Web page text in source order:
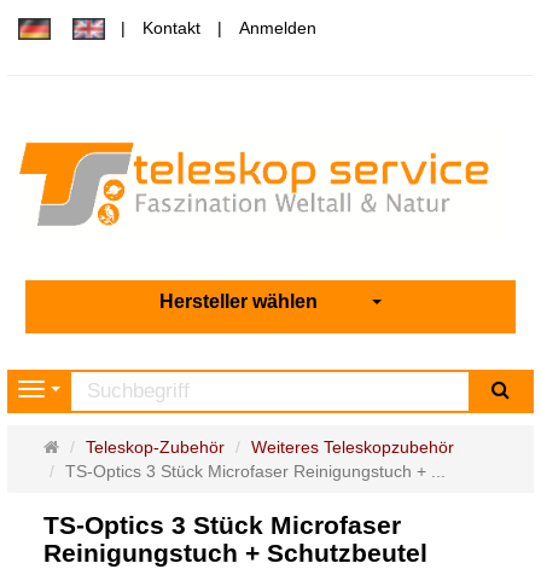
Kontakt Anmelden
Hersteller wählen
Navigation
Startseite
Teleskop-Zubehör
Weiteres Teleskopzubehör
TS-Optics 3 Stück Microfaser Reinigungstuch + ...
TS-Optics 3 Stück Microfaser
Reinigungstuch + Schutzbeutel